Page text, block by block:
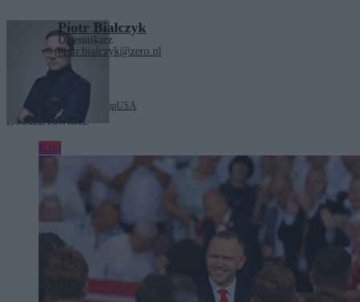
Piotr Białczyk
Dziennikarz
piotr.bialczyk@zero.pl
Tagi: Donald TrumpUSA
Zobacz również
Kraj